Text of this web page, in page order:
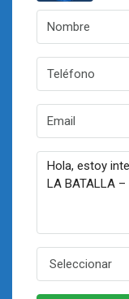
Seleccionar